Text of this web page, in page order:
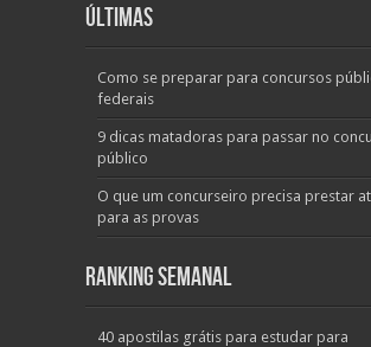
Últimas
Como se preparar para concursos
federais
9 dicas matadoras para passar no
público
O que um concurseiro precisa prestar
para as provas
Ranking Semanal
40 apostilas grátis para estudar para